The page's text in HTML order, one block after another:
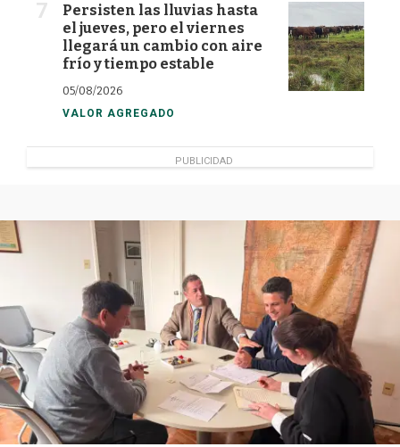
Persisten las lluvias hasta
el jueves, pero el viernes
llegará un cambio con aire
frío y tiempo estable
05/08/2026
VALOR AGREGADO
PUBLICIDAD